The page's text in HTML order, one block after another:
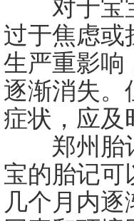
对于宝宝
过于焦虑或
生严重影响
逐渐消失。
症状，应及
郑州胎记
宝的胎记可
几个月内